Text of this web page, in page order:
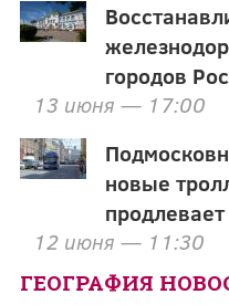
городов
13 июня — 17:00
новые
12 июня — 11:30
ГЕОГРАФИЯ